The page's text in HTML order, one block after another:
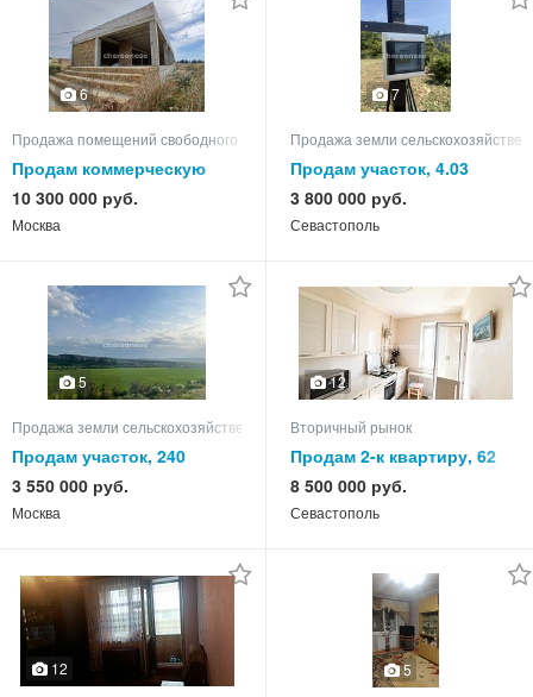
6
Продажа помещений свободного назначения
Продам коммерческую
недвижимость
10 300 000 руб.
Москва
7
Продажа земли
Продам участок, 4.03
3 800 000 руб.
Севастополь
5
Продажа земли сельскохозяйственного назначения
Продам участок, 240
3 550 000 руб.
Москва
12
Вторичный рынок
Продам 2-к квартиру, 62
кв.м, этаж 9 из 9
8 500 000 руб.
Севастополь
12 5